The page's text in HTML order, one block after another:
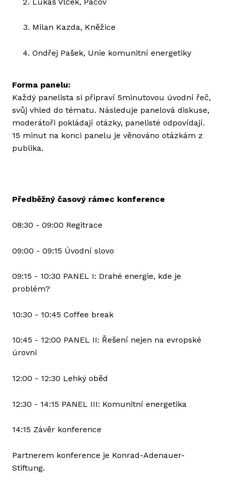
Milan Kazda, Kněžice
Ondřej Pašek, Unie komunitní energetiky
Forma panelu:
Každý panelista si připraví 5minutovou úvodní řeč,
svůj vhled do tématu. Následuje panelová diskuse,
moderátoři pokládají otázky, panelisté odpovídají.
15 minut na konci panelu je věnováno otázkám z
publika.
Předběžný časový rámec konference
08:30 - 09:00 Regitrace
09:00 - 09:15 Úvodní slovo
09:15 - 10:30 PANEL I: Drahé energie, kde je
problém?
10:30 - 10:45 Coffee break
10:45 - 12:00 PANEL II: Řešení nejen na evropské
úrovni
12:00 - 12:30 Lehký oběd
12:30 - 14:15 PANEL III: Komunitní energetika
14:15 Závěr konference
Partnerem konference je Konrad-Adenauer-
Stiftung.